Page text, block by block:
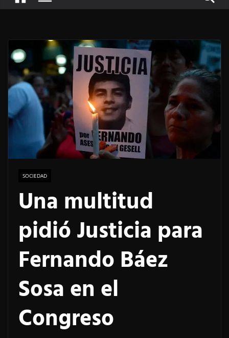
SOCIEDAD
Una multitud
pidió Justicia para
Fernando Báez
Sosa en el
Congreso